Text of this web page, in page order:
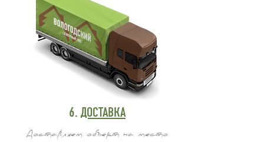
6. ДОСТАВКА
Доставляем объект на место